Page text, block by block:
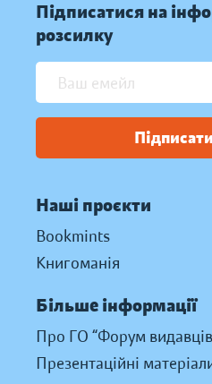
Підписатися на
розсилку
Наші проєкти
Bookmints
Книгоманія
Більше інформації
Про ГО “Форум
Презентаційні